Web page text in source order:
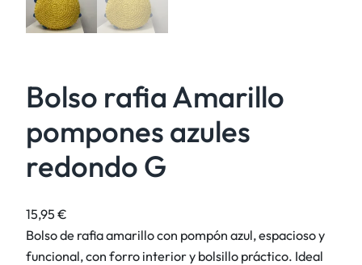
Bolso rafia Amarillo
pompones azules
redondo G
15,95€
Bolso de rafia amarillo con pompón azul, espacioso y
funcional, con forro interior y bolsillo práctico. Ideal